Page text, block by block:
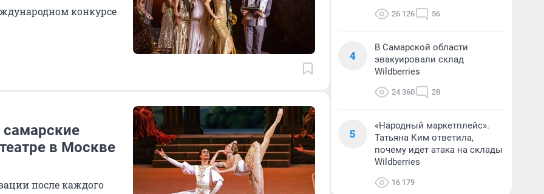
конкурсе
в Москве
после каждого
26 126 56
4
В Самарской области
эвакуировали склад
Wildberries
24 360 28
5
«Народный маркетплейс».
Татьяна Ким ответила,
почему идет атака на склады
Wildberries
16 179